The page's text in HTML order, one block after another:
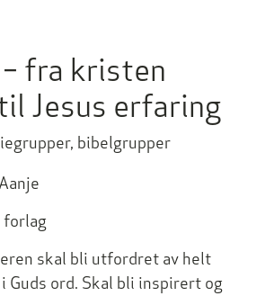
fra kristen
Jesus erfaring
bibelgrupper
forlag
skal bli utfordret av helt
Guds ord. Skal bli inspirert og